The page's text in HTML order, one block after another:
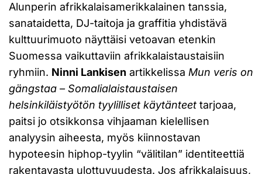
Alunperin afrikkalaisamerikkalainen tanssia,
sanataidetta, DJ-taitoja ja graffitia yhdistävä
kulttuurimuoto näyttäisi vetoavan etenkin
Suomessa vaikuttaviin afrikkalaistaustaisiin
ryhmiin. Ninni Lankisen artikkelissa Mun veris on
gängstaa – Somalialaistaustaisen
helsinkiläistyötön tyylilliset käytänteet tarjoaa,
paitsi jo otsikkonsa vihjaaman kielellisen
analyysin aiheesta, myös kiinnostavan
hypoteesin hiphop-tyylin “välitilan” identiteettiä
rakentavasta ulottuvuudesta. Jos afrikkalaisuus,